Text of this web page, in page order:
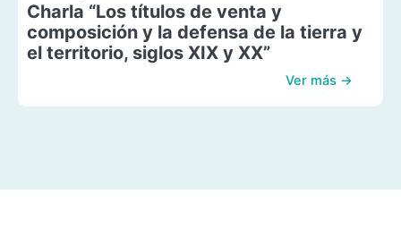
Charla “Los títulos de venta y
composición y la defensa de la tierra y
el territorio, siglos XIX y XX”
Ver más →